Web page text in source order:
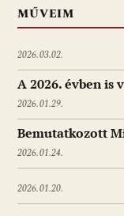
MŰVEIM
2026.03.02.
A 2026. évben is
2026.01.29.
Bemutatkozott
2026.01.24.
2026.01.20.